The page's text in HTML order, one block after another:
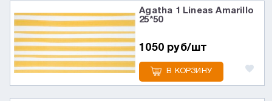
Agatha 1 Lineas Amarillo
25*50
1050 руб/шт
В КОРЗИНУ